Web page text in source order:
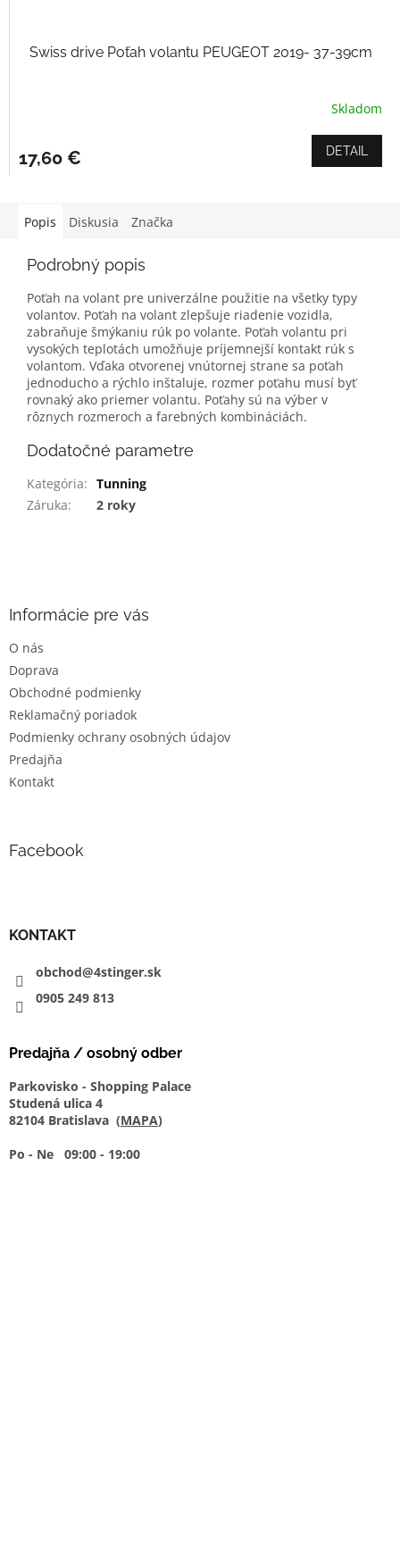
Swiss drive Poťah volantu PEUGEOT 2019- 37-39cm
Skladom
17,60 € DETAIL
Popis Diskusia Značka
Podrobný popis
Poťah na volant pre univerzálne použitie na všetky typy
volantov. Poťah na volant zlepšuje riadenie vozidla,
zabraňuje šmýkaniu rúk po volante. Poťah volantu pri
vysokých teplotách umožňuje príjemnejší kontakt rúk s
volantom. Vďaka otvorenej vnútornej strane sa poťah
jednoducho a rýchlo inštaluje, rozmer poťahu musí byť
rovnaký ako priemer volantu. Poťahy sú na výber v
rôznych rozmeroch a farebných kombináciách.
Dodatočné parametre
Kategória: Tunning
Záruka: 2 roky
Informácie pre vás
O nás
Doprava
Obchodné podmienky
Reklamačný poriadok
Podmienky ochrany osobných údajov
Predajňa
Kontakt
Facebook
KONTAKT
obchod@4stinger.sk
0905 249 813
Predajňa / osobný odber
Parkovisko - Shopping Palace
Studená ulica 4
82104 Bratislava (MAPA)
Po - Ne 09:00 - 19:00